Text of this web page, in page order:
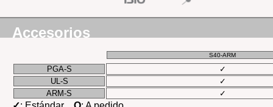
Accesorios
S40-ARM
PGA-S ✓
UL-S
✓
ARM-S
✓